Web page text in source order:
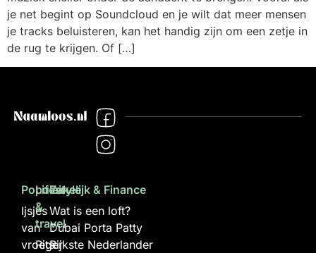
je net begint op Soundcloud en je wilt dat meer mensen
je tracks beluisteren, kan het handig zijn om een zetje in
de rug te krijgen. Of […]
Populair
Ijsjes
van
vroeger
Lifestyle
&
travel
Rits
Zakelijk & Finance
Wat is een loft?
Dubai Porta Patty
Rijkste Nederlander